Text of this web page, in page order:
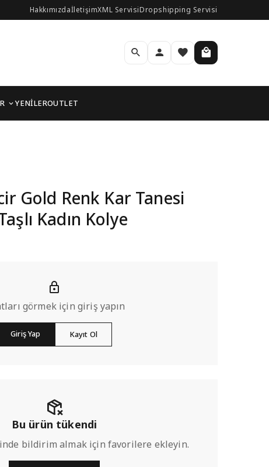
HakkımızdaİletişimXML ServisiDropshipping Servisi
YENİLEROUTLET
Taşlı Kadın
Gold Renk Kar Tanesi
Kadın Kolye
görmek için giriş yapın
Giriş Yap Kayıt Ol
Bu ürün tükendi
bildirim almak için favorilere ekleyin.